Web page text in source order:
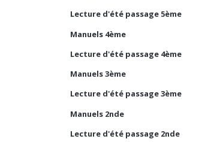
Lecture d'été passage 5ème
Manuels 4ème
Lecture d'été passage 4ème
Manuels 3ème
Lecture d'été passage 3ème
Manuels 2nde
Lecture d'été passage 2nde